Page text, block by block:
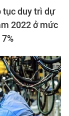
tục duy trì dự
2022 ở mức